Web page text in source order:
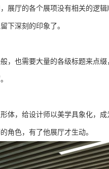
展厅的各个展项没有相关的逻
下深刻的印象了。
，也需要大量的各级标题来点
体，给设计师以美学具象化，成
角色，有了他展厅才生动。